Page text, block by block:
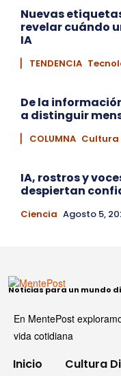
Nuevas
revelar cuándo
IA
▏ TENDENCIA
De la
a distinguir
▏ COLUMNA
IA, rostros y
despiertan
Ciencia Agosto 5,
Noticias para un mundo
En MentePost
vida cotidiana
Inicio Cultura